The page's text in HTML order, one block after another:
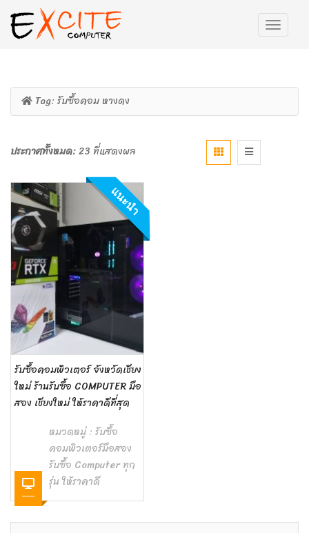
Tag: รับซื้อคอม หางดง
ประกาศทั้งหมด:23 ที่แสดงผล
แนะนำ
รับซื้อคอมพิวเตอร์ จังหวัดเชียง
ใหม่ ร้านรับซื้อ COMPUTER มือ
สอง เชียงใหม่ ให้ราคาดีที่สุด
หมวดหมู่ : รับซื้อ
คอมพิวเตอร์มือสอง
รับซื้อ Computer ทุก
รุ่น ให้ราคาดี